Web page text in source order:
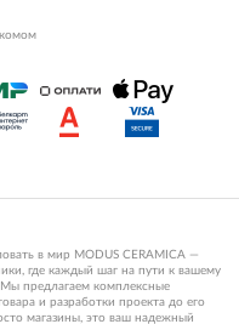
в мир MODUS CERAMICA —
где каждый шаг на пути к вашему
предлагаем комплексные
и разработки проекта до его
магазины, это ваш надежный